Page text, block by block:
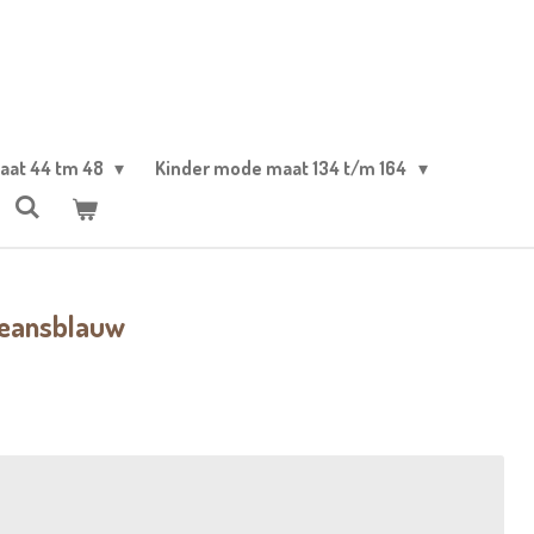
44 tm 48 Kinder mode maat 134 t/m 164